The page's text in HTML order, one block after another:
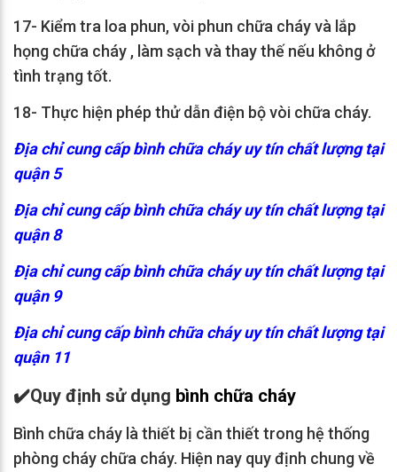
17- Kiểm tra loa phun, vòi phun chữa cháy và lắp
họng chữa cháy , làm sạch và thay thế nếu không ở
tình trạng tốt.
18- Thực hiện phép thử dẫn điện bộ vòi chữa cháy.
Địa chỉ cung cấp bình chữa cháy uy tín chất lượng tại
quận 5
Địa chỉ cung cấp bình chữa cháy uy tín chất lượng tại
quận 8
Địa chỉ cung cấp bình chữa cháy uy tín chất lượng tại
quận 9
Địa chỉ cung cấp bình chữa cháy uy tín chất lượng tại
quận 11
✔️Quy định sử dụng bình chữa cháy
Bình chữa cháy là thiết bị cần thiết trong hệ thống
phòng cháy chữa cháy. Hiện nay quy định chung về